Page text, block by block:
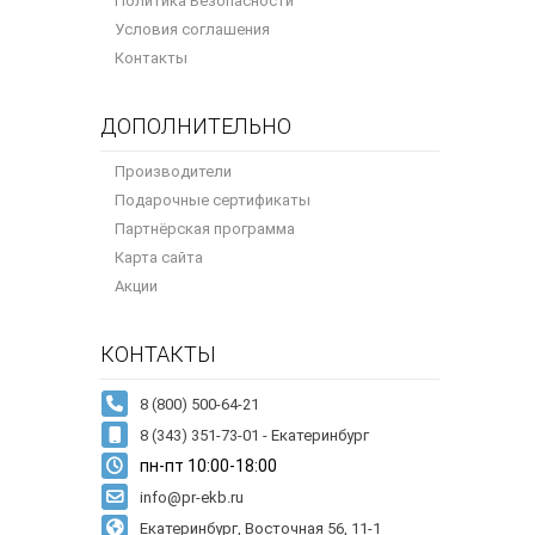
Условия соглашения
Контакты
ДОПОЛНИТЕЛЬНО
Производители
Подарочные сертификаты
Партнёрская программа
Карта сайта
Акции
КОНТАКТЫ
8 (343) 351-73-01 - Екатеринбург
пн-пт 10:00-18:00
info@pr-ekb.ru
Екатеринбург, Восточная 56, 11-1